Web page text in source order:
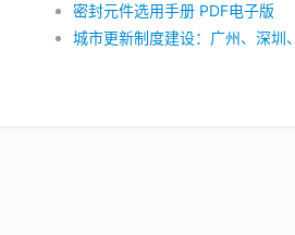
密封元件选用手册 PDF电子版